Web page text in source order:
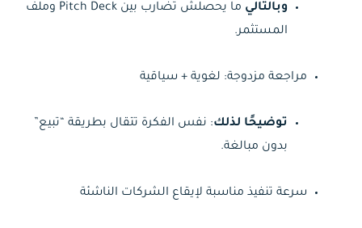
وبالتالي
ما يحصلش تضارب بين Pitch Deck وملف
المستثمر.
مراجعة مزدوجة: لغوية + سياقية
توضيحًا لذلك: نفس الفكرة تتقال بطريقة “تبيع”
بدون مبالغة.
سرعة تنفيذ مناسبة لإيقاع الشركات الناشئة